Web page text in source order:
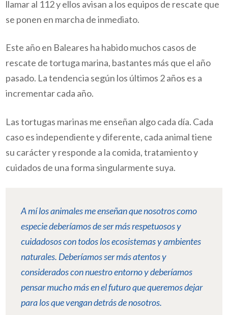
llamar al 112 y ellos avisan a los equipos de rescate que
se ponen en marcha de inmediato.
Este año en Baleares ha habido muchos casos de
rescate de tortuga marina, bastantes más que el año
pasado. La tendencia según los últimos 2 años es a
incrementar cada año.
Las tortugas marinas me enseñan algo cada día. Cada
caso es independiente y diferente, cada animal tiene
su carácter y responde a la comida, tratamiento y
cuidados de una forma singularmente suya.
A mí los animales me enseñan que nosotros como
especie deberíamos de ser más respetuosos y
cuidadosos con todos los ecosistemas y ambientes
naturales. Deberíamos ser más atentos y
considerados con nuestro entorno y deberíamos
pensar mucho más en el futuro que queremos dejar
para los que vengan detrás de nosotros.